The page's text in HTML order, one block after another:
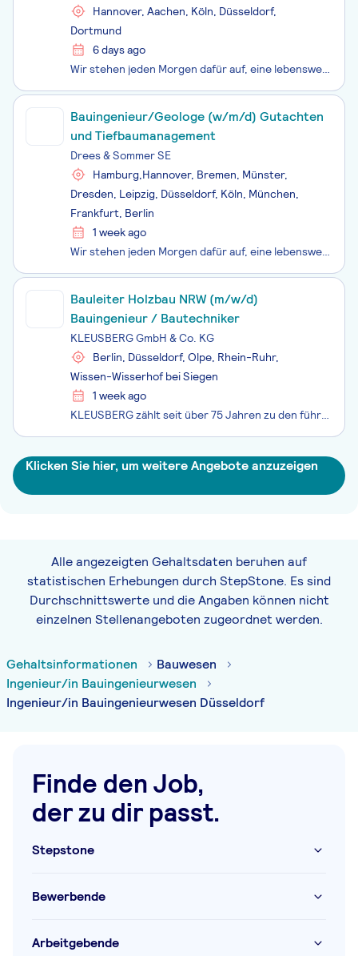
Hannover, Aachen, Köln, Düsseldorf,
Dortmund
6 days ago
Wir stehen jeden Morgen dafür auf, eine lebenswerte Zukunft für nachfolgende Generationen zu schaffen. Je nach Projekt sind wir Berater, Umsetzer – oder beides – nachhaltiger, innovativer und wirtschaftlicher Lösungen für Immobilien, Industrie, Energie und Infrastruktur. In interdisziplinären Teams
Bauingenieur/Geologe (w/m/d) Gutachten
und Tiefbaumanagement
Drees & Sommer SE
Hamburg,Hannover, Bremen, Münster,
Dresden, Leipzig, Düsseldorf, Köln, München,
Frankfurt, Berlin
1 week ago
Wir stehen jeden Morgen dafür auf, eine lebenswerte Zukunft für nachfolgende Generationen zu schaffen. Je nach Projekt sind wir Berater, Umsetzer – oder beides – nachhaltiger, innovativer und wirtschaftlicher Lösungen für Immobilien, Industrie, Energie und Infrastruktur. In interdisziplinären Teams
Bauleiter Holzbau NRW (m/w/d)
Bauingenieur / Bautechniker
KLEUSBERG GmbH & Co. KG
Berlin, Düsseldorf, Olpe, Rhein-Ruhr,
Wissen-Wisserhof bei Siegen
1 week ago
KLEUSBERG zählt seit über 75 Jahren zu den führenden Unternehmen im modularen Bauen. Wir realisieren moderne und nachhaltige Gebäude für Schulen, Kitas, Kliniken, Labore, Büro- und Verwaltungsbauten sowie anspruchsvolle Sonderlösungen. Mehr als 1.400 Mitarbeitende arbeiten an 13 Standorten gemeinsam
Klicken Sie hier, um weitere Angebote anzuzeigen
Alle angezeigten Gehaltsdaten beruhen auf
statistischen Erhebungen durch StepStone. Es sind
Durchschnittswerte und die Angaben können nicht
einzelnen Stellenangeboten zugeordnet werden.
Gehaltsinformationen
Bauwesen
Ingenieur/in Bauingenieurwesen
Ingenieur/in Bauingenieurwesen Düsseldorf
Finde den Job,
der zu dir passt.
Stepstone
Bewerbende
Arbeitgebende